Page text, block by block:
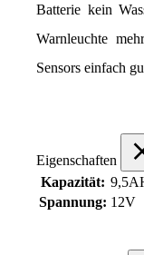
Batterie kein
Warnleuchte
Sensors einfach
Eigenschaften
Kapazität:
Spannung: 12V